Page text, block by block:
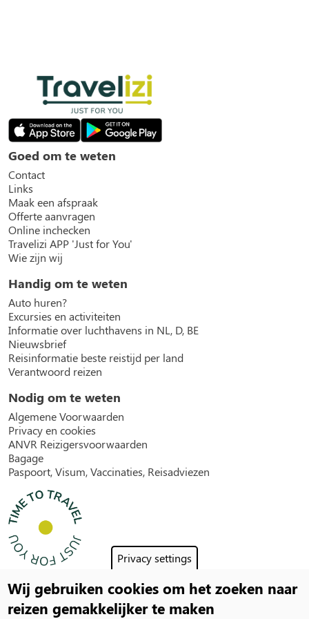
Privacy settings
Wij gebruiken cookies om het zoeken naar
reizen gemakkelijker te maken
Goed om te weten
Contact
Links
Maak een afspraak
Offerte aanvragen
Online inchecken
Travelizi APP 'Just for You'
Wie zijn wij
Handig om te weten
Auto huren?
Excursies en activiteiten
Informatie over luchthavens in NL, D, BE
Nieuwsbrief
Reisinformatie beste reistijd per land
Verantwoord reizen
Nodig om te weten
Algemene Voorwaarden
Privacy en cookies
ANVR Reizigersvoorwaarden
Bagage
Paspoort, Visum, Vaccinaties, Reisadviezen
Social